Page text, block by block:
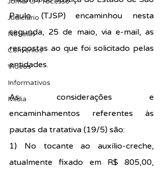
Judiciário
Notícias
Convênios
Vídeos
Informativos
Midia
Paulo (TJSP) encaminhou nesta
segunda, 25 de maio, via e-mail, as
respostas ao que foi solicitado pelas
entidades.
As considerações e
encaminhamentos referentes às
pautas da tratativa (19/5) são:
1) No tocante ao auxílio-creche,
atualmente fixado em R$ 805,00,